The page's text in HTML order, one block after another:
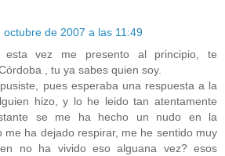
octubre de 2007 a las 11:49
esta vez me presento al principio, te
, tu ya sabes quien soy.
pues esperaba una respuesta a la
hizo, y lo he leido tan atentamente
se me ha hecho un nudo en la
me ha dejado respirar, me he sentido muy
no ha vivido eso alguana vez? esos